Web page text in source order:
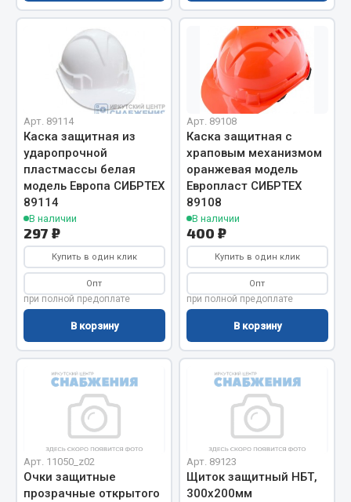
Кольца стопорные
Пресс-масленки
Пробки
Пружины
Хомуты
Показать ещё
Весь раздел
Соединительные элементы
Адаптеры и переходники
Тройники
Трубки, муфты, гайки
Угольники
Штуцеры
Весь раздел
Арт. 89114
Каска защитная из
ударопрочной
пластмассы белая
модель Европа СИБРТЕХ
89114
В наличии
297 ₽
Купить в один клик
Опт
при полной предоплате
В корзину
Арт. 89108
Каска защитная с
храповым механизмом
оранжевая модель
Европласт СИБРТЕХ
89108
В наличии
400 ₽
Купить в один клик
Опт
при полной предоплате
В корзину
Арт. 11050_z02
Очки защитные
прозрачные открытого
Арт. 89123
Щиток защитный НБТ,
300х200мм